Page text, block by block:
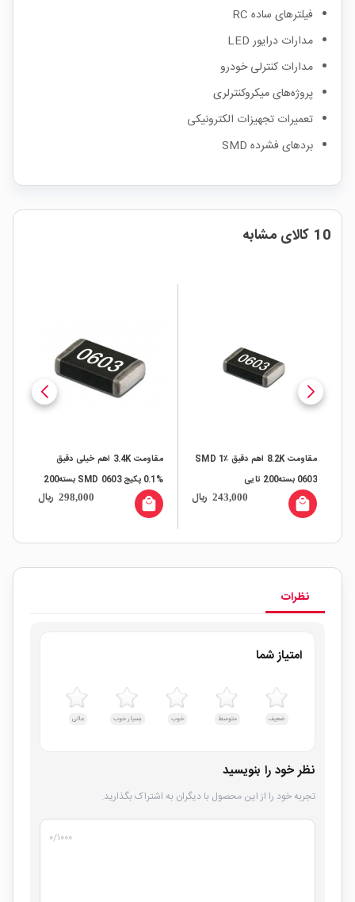
فیلترهای ساده RC
مدارات درایور LED
مدارات کنترلی خودرو
پروژه‌های میکروکنترلری
تعمیرات تجهیزات الکترونیکی
بردهای فشرده SMD
10 کالای مشابه
مقاومت 8.2K اهم دقیق ٪1 SMD
0603 بسته200 تایی
243,000 ریال local_mall
مقاومت 3.4K اهم خیلی دقیق
%0.1 پکیج SMD 0603 بسته200
تایی
298,000 ریال local_mall
نظرات
امتیاز شما
ضعیف متوسط خوب بسیار خوب عالی
نظر خود را بنویسید
تجربه خود را از این محصول با دیگران به اشتراک بگذارید.
۰/۱۰۰۰